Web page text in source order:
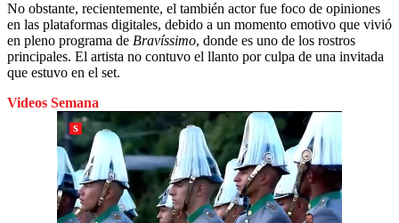
No obstante, recientemente, el también actor fue foco de opiniones
en las plataformas digitales, debido a un momento emotivo que vivió
en pleno programa de Bravíssimo, donde es uno de los rostros
principales. El artista no contuvo el llanto por culpa de una invitada
que estuvo en el set.
Videos Semana